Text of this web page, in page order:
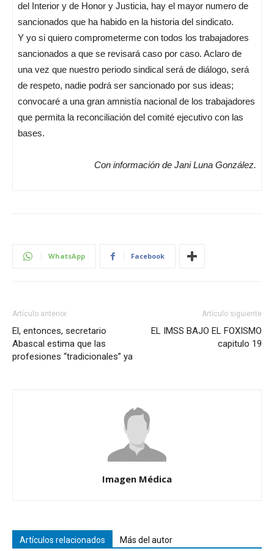
del Interior y de Honor y Justicia, hay el mayor numero de
sancionados que ha habido en la historia del sindicato.
Y yo si quiero comprometerme con todos los trabajadores
sancionados a que se revisará caso por caso. Aclaro de
una vez que nuestro periodo sindical será de diálogo, será
de respeto, nadie podrá ser sancionado por sus ideas;
convocaré a una gran amnistía nacional de los trabajadores
que permita la reconciliación del comité ejecutivo con las
bases.
Con información de Jani Luna González.
WhatsApp Facebook
Artículo anterior
El, entonces, secretario
Abascal estima que las
profesiones “tradicionales” ya
Artículo siguiente
EL IMSS BAJO EL FOXISMO
capitulo 19
Imagen Médica
Artículos relacionados Más del autor